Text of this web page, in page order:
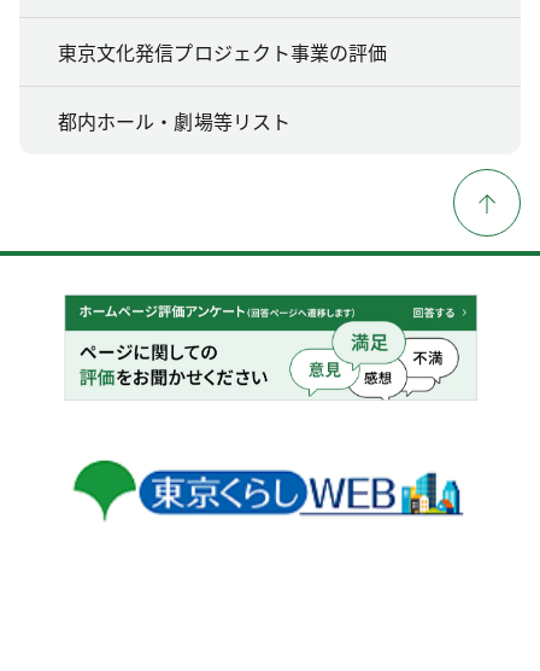
東京文化発信プロジェクト事業の評価
都内ホール・劇場等リスト